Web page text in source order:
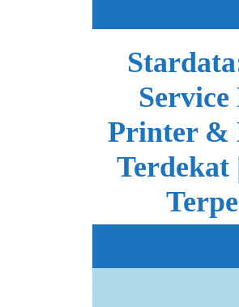
Printer &
Terdekat